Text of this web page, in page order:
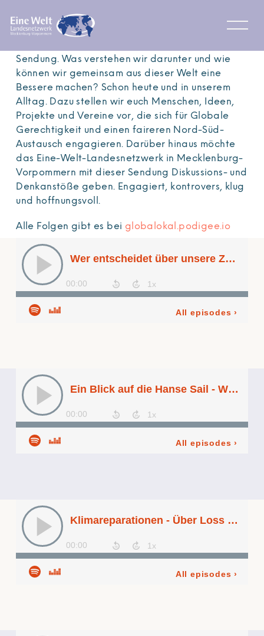
Podcast
Sendung. Was verstehen wir darunter und wie
können wir gemeinsam aus dieser Welt eine
Bessere machen? Schon heute und in unserem
Alltag. Dazu stellen wir euch Menschen, Ideen,
Projekte und Vereine vor, die sich für Globale
Gerechtigkeit und einen faireren Nord-Süd-
Austausch engagieren. Darüber hinaus möchte
das Eine-Welt-Landesnetzwerk in Mecklenburg-
Vorpommern mit dieser Sendung Diskussions- und
Denkanstöße geben. Engagiert, kontrovers, klug
und hoffnungsvoll.
Alle Folgen gibt es bei globalokal.podigee.io